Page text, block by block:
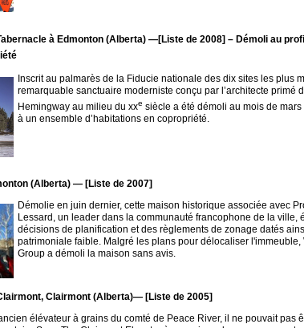
à Edmonton (Alberta) —[Liste de 2008] – Démoli au
Inscrit au palmarès de la Fiducie nationale des dix sites les plus
remarquable sanctuaire moderniste conçu par l’architecte primé
Hemingway au milieu du xxe siècle a été démoli au mois de
à un ensemble d’habitations en copropriété.
(Alberta) — [Liste de 2007]
Démolie en juin dernier, cette maison historique associée avec
Lessard, un leader dans la communauté francophone de la ville,
décisions de planification et des règlements de zonage datés
patrimoniale faible. Malgré les plans pour délocaliser l'immeuble,
Group a démoli la maison sans avis.
Clairmont (Alberta)— [Liste de 2005]
élévateur à grains du comté de Peace River, il ne pouvait pas